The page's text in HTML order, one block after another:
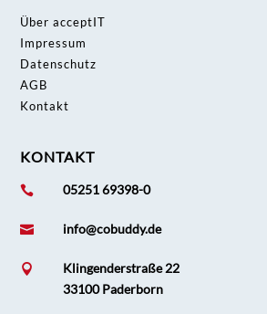
Über acceptIT
Impressum
Datenschutz
AGB
Kontakt
KONTAKT
 05251 69398-0
 info@cobuddy.de

Klingenderstraße 22
33100 Paderborn